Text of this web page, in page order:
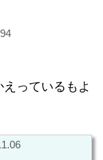
っているもよ